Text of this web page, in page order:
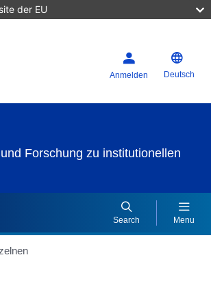
der EU
Anmelden Deutsch
Forschung zu institutionellen
Search Menu